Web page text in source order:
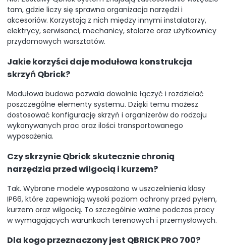
tam, gdzie liczy się sprawna organizacja narzędzi i
akcesoriów. Korzystają z nich między innymi instalatorzy,
elektrycy, serwisanci, mechanicy, stolarze oraz użytkownicy
przydomowych warsztatów.
Jakie korzyści daje modułowa konstrukcja
skrzyń Qbrick?
Modułowa budowa pozwala dowolnie łączyć i rozdzielać
poszczególne elementy systemu. Dzięki temu możesz
dostosować konfigurację skrzyń i organizerów do rodzaju
wykonywanych prac oraz ilości transportowanego
wyposażenia.
Czy skrzynie Qbrick skutecznie chronią
narzędzia przed wilgocią i kurzem?
Tak. Wybrane modele wyposażono w uszczelnienia klasy
IP66, które zapewniają wysoki poziom ochrony przed pyłem,
kurzem oraz wilgocią. To szczególnie ważne podczas pracy
w wymagających warunkach terenowych i przemysłowych.
Dla kogo przeznaczony jest QBRICK PRO 700?